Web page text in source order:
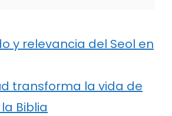
y relevancia del Seol en
transforma la vida de
Biblia